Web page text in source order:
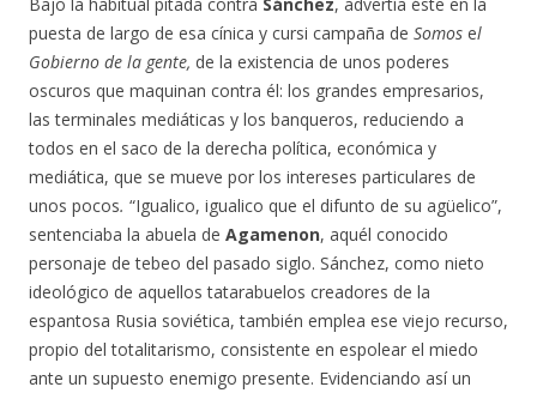
puesta de largo de esa cínica y cursi campaña de Somos el
Gobierno de la gente, de la existencia de unos poderes
oscuros que maquinan contra él: los grandes empresarios,
las terminales mediáticas y los banqueros, reduciendo a
todos en el saco de la derecha política, económica y
mediática, que se mueve por los intereses particulares de
unos pocos. “Igualico, igualico que el difunto de su agüelico”,
sentenciaba la abuela de Agamenon, aquél conocido
personaje de tebeo del pasado siglo. Sánchez, como nieto
ideológico de aquellos tatarabuelos creadores de la
espantosa Rusia soviética, también emplea ese viejo recurso,
propio del totalitarismo, consistente en espolear el miedo
ante un supuesto enemigo presente. Evidenciando así un